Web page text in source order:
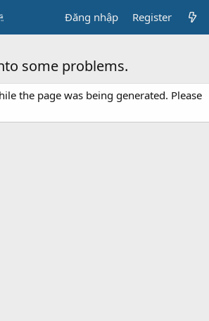
Đăng nhập Register
some problems.
the page was being generated. Please